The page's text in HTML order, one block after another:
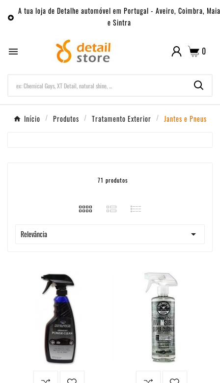

A tua loja de Detalhe automóvel em Portugal - Aveiro, Coimbra, Maia
e Sintra
 0
Início Produtos Tratamento Exterior Jantes e Pneus
71 produtos
Relevância 